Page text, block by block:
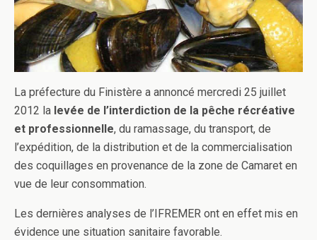
La préfecture du Finistère a annoncé mercredi 25 juillet
2012 la levée de l’interdiction de la pêche récréative
et professionnelle, du ramassage, du transport, de
l’expédition, de la distribution et de la commercialisation
des coquillages en provenance de la zone de Camaret en
vue de leur consommation.
Les dernières analyses de l’IFREMER ont en effet mis en
évidence une situation sanitaire favorable.